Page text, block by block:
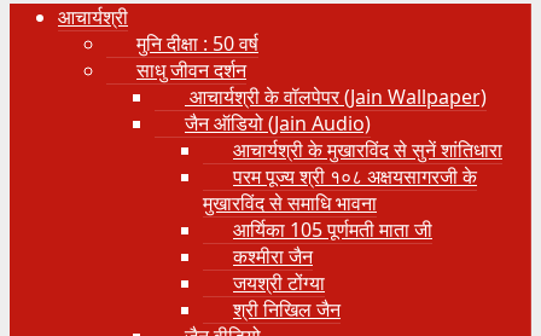
आचार्यश्री
मुनि दीक्षा : 50 वर्ष
साधु जीवन दर्शन
आचार्यश्री के वॉलपेपर (Jain Wallpaper)
जैन ऑडियो (Jain Audio)
आचार्यश्री के मुखारविंद से सुनें शांतिधारा
परम पूज्य श्री १०८ अक्षयसागरजी के
मुखारविंद से समाधि भावना
आर्यिका 105 पूर्णमती माता जी
कश्मीरा जैन
जयश्री टोंग्या
श्री निखिल जैन